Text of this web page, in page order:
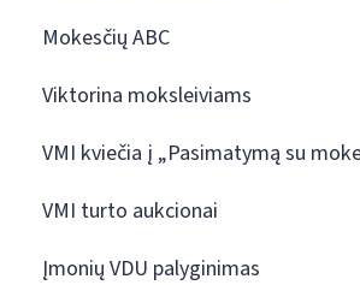
Mokesčių ABC
Viktorina moksleiviams
VMI kviečia į „Pasimatymą su
VMI turto aukcionai
Įmonių VDU palyginimas